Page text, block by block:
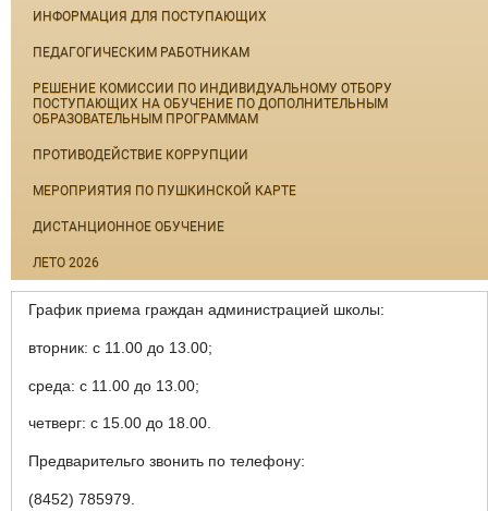
ИНФОРМАЦИЯ ДЛЯ ПОСТУПАЮЩИХ
ПЕДАГОГИЧЕСКИМ РАБОТНИКАМ
РЕШЕНИЕ КОМИССИИ ПО ИНДИВИДУАЛЬНОМУ ОТБОРУ
ПОСТУПАЮЩИХ НА ОБУЧЕНИЕ ПО ДОПОЛНИТЕЛЬНЫМ
ОБРАЗОВАТЕЛЬНЫМ ПРОГРАММАМ
ПРОТИВОДЕЙСТВИЕ КОРРУПЦИИ
МЕРОПРИЯТИЯ ПО ПУШКИНСКОЙ КАРТЕ
ДИСТАНЦИОННОЕ ОБУЧЕНИЕ
ЛЕТО 2026
График приема граждан администрацией школы:
вторник: с 11.00 до 13.00;
среда: с 11.00 до 13.00;
четверг: с 15.00 до 18.00.
Предварительго звонить по телефону:
(8452) 785979.